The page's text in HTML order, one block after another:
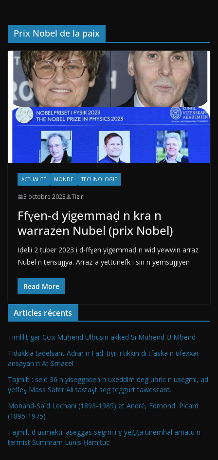
Prix Nobel de la paix
ACTUALITÉ MONDE TECHNOLOGIE
3 octobre 2023 Tiziri
Ffɣen-d yigemmaḍ n kra n
warrazen Nubel (prix Nobel)
Iḍelli 2 ṭuber 2023 i d-ffɣen yigemmaḍ n wid yewwin arraz
Nubel n tensujjya. Arraz-a yettunefk i sin n yemsujjiyen
Read More
Articles récents
Timlilit gar Ccix Muḥend Ulḥusin akked Si Muḥend U Mḥend
Tidukkla tadelsant Adrar n Fad: tiɣri i tikkin di tfaska n ufexxar
ansayan n At Smaεel
Tajmilt : seld 36 n yiseggasen n uxeddim deg uḥric n usegmi, ad
yeffeɣ Mass Safer Ali tastaɣt seg teggurt tawesεant.
Mohand-Saïd Lechani (1893-1985) et André, Edmond Picard
(1895-1975)
Tajmilt d usmekti: aseggas segmi i ɣ-yeǧǧa unemhal amatu n
termist Summam Lunis Ḥamiṭuc